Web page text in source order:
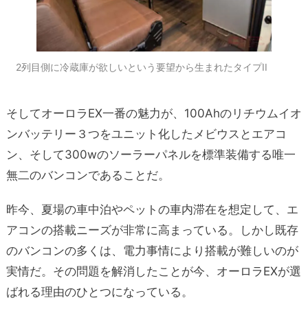
2列目側に冷蔵庫が欲しいという要望から生まれたタイプII
そしてオーロラEX一番の魅力が、100Ahのリチウムイオ
ンバッテリー３つをユニット化したメビウスとエアコ
ン、そして300wのソーラーパネルを標準装備する唯一
無二のバンコンであることだ。
昨今、夏場の車中泊やペットの車内滞在を想定して、エ
アコンの搭載ニーズが非常に高まっている。しかし既存
のバンコンの多くは、電力事情により搭載が難しいのが
実情だ。その問題を解消したことが今、オーロラEXが選
ばれる理由のひとつになっている。